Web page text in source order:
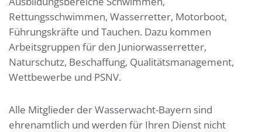
Rettungsschwimmen, Wasserretter, Motorboot,
Führungskräfte und Tauchen. Dazu kommen
Arbeitsgruppen für den Juniorwasserretter,
Naturschutz, Beschaffung, Qualitätsmanagement,
Wettbewerbe und PSNV.
Alle Mitglieder der Wasserwacht-Bayern sind
ehrenamtlich und werden für Ihren Dienst nicht